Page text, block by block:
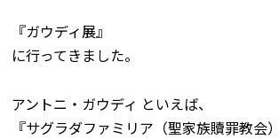
『ガウディ展』
に行ってきました。
アントニ・ガウディ といえば、
『サグラダファミリア（聖家族贖罪教会）